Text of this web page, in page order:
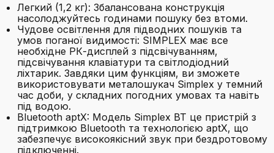
Легкий (1,2 кг): Збалансована конструкція
насолоджуйтесь годинами пошуку без втоми.
Чудове освітлення для підводних пошуків та
умов поганої видимості: SIMPLEX має все
необхідне РК-дисплей з підсвічуванням,
підсвічування клавіатури та світлодіодний
ліхтарик. Завдяки цим функціям, ви зможете
використовувати металошукач Simplex у темний
час доби, у складних погодних умовах та навіть
під водою.
Bluetooth aptX: Модель Simplex BT це пристрій з
підтримкою Bluetooth та технологією aptX, що
забезпечує високоякісний звук при бездротовому
підключенні.